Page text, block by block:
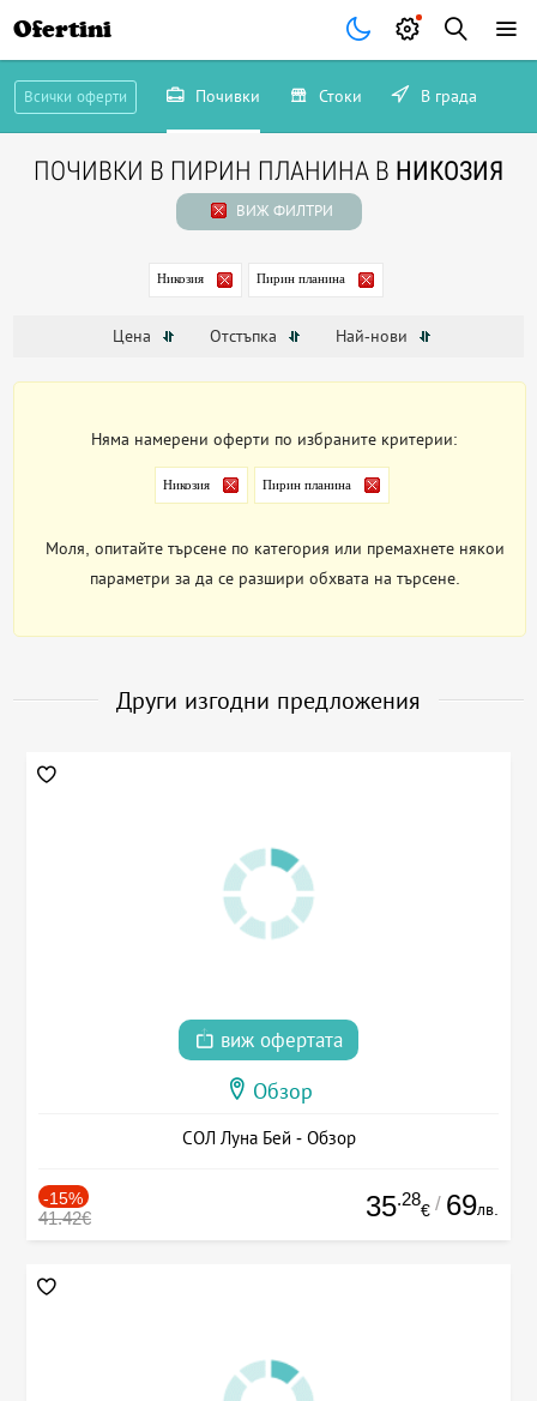
Ofertini
Всички оферти Почивки Стоки В града
ПОЧИВКИ В ПИРИН ПЛАНИНА В НИКОЗИЯ
ВИЖ ФИЛТРИ
Никозия Пирин планина
Цена Отстъпка Най-нови
Няма намерени оферти по избраните критерии:
Никозия Пирин планина
Моля, опитайте търсене по категория или премахнете някои
параметри за да се разшири обхвата на търсене.
Други изгодни предложения
виж офертата
Обзор
СОЛ Луна Бей - Обзор
-15%
41.42€ 35.28
€ / 69лв.